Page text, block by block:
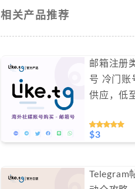
相关产品推荐
邮箱注册
号 冷门账
供应，低
费测试）
$3
Telegram